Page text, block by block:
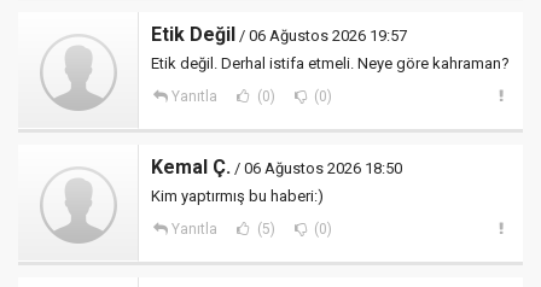
Etik Değil / 06 Ağustos 2026 19:57
Etik değil. Derhal istifa etmeli. Neye göre kahraman?
Yanıtla (0) (0)
Kemal Ç. / 06 Ağustos 2026 18:50
Kim yaptırmış bu haberi:)
Yanıtla (5) (0)